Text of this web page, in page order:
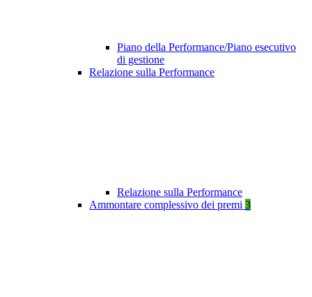
Piano della Performance/Piano esecutivo
di gestione
Relazione sulla Performance
Relazione sulla Performance
Ammontare complessivo dei premi 3